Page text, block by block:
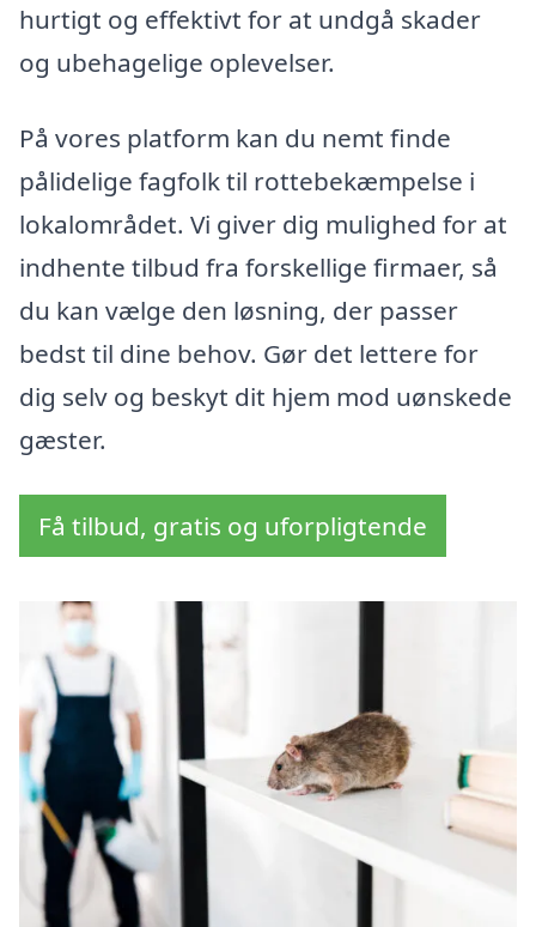
hurtigt og effektivt for at undgå skader
og ubehagelige oplevelser.
På vores platform kan du nemt finde
pålidelige fagfolk til rottebekæmpelse i
lokalområdet. Vi giver dig mulighed for at
indhente tilbud fra forskellige firmaer, så
du kan vælge den løsning, der passer
bedst til dine behov. Gør det lettere for
dig selv og beskyt dit hjem mod uønskede
gæster.
Få tilbud, gratis og uforpligtende